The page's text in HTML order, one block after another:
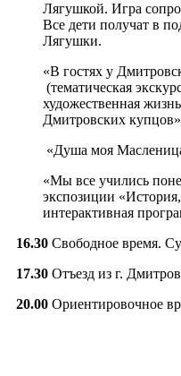
Лягушкой. Игра
Все дети получат в
Лягушки.
«В гостях у
(тематическая
художественная
Дмитровских
«Душа моя
«Мы все учились
экспозиции
интерактивная
16.30 Свободное время.
17.30 Отъезд из г.
20.00 Ориентировочное